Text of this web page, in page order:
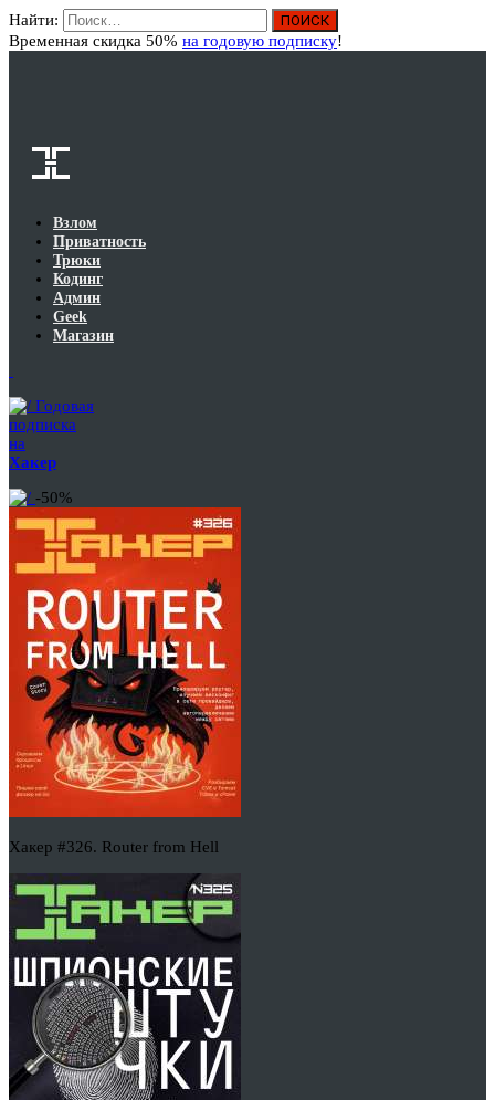
Найти:
Временная скидка 50% на годовую подписку!
Взлом
Приватность
Трюки
Кодинг
Админ
Geek
Магазин
Годовая
подписка
на
Хакер
-50%
Хакер #326. Router from Hell